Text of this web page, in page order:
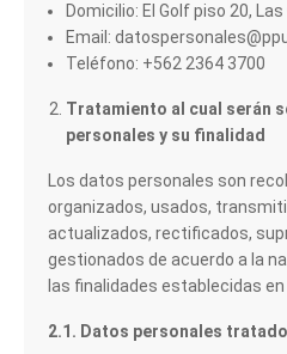
Domicilio: El Golf piso 20,
Email:
Teléfono: +562 2364 3700
Tratamiento al cual serán
personales y su finalidad
Los datos personales son
organizados, usados,
actualizados, rectificados,
gestionados de acuerdo a la
las finalidades establecidas
2.1. Datos personales